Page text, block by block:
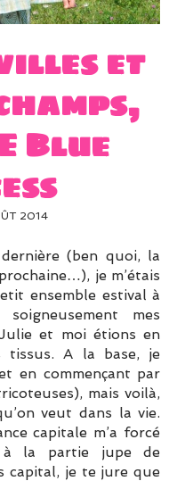
?
et
Blue
2014
(ben quoi, la
je m’étais
ensemble estival à
mes
et moi étions en
tissus. A la base, je
en commençant par
mais voilà,
veut dans la vie.
capitale m’a forcé
à la partie jupe de
capital, je te jure que